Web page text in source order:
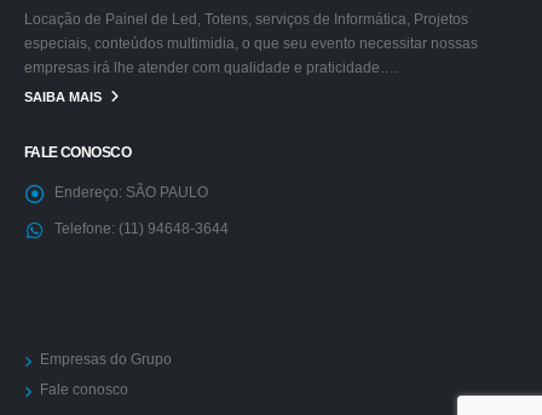
Locação de Painel de Led, Totens, serviços de Informática, Projetos
especiais, conteúdos multimidia, o que seu evento necessitar nossas
empresas irá lhe atender com qualidade e praticidade….
SAIBA MAIS
FALE CONOSCO
Endereço: SÃO PAULO
Telefone: (11) 94648-3644
Empresas do Grupo
Fale conosco